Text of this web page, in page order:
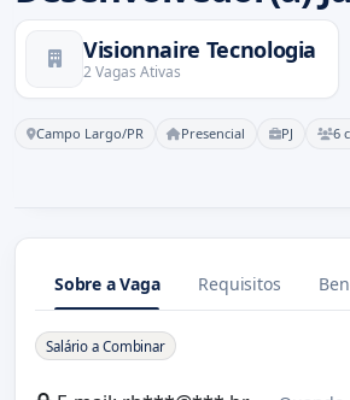
Visionnaire Tecnologia
2 Vagas Ativas
Campo Largo/PR Presencial PJ 6
Sobre a Vaga Requisitos
Sobre a Vaga
Salário a Combinar